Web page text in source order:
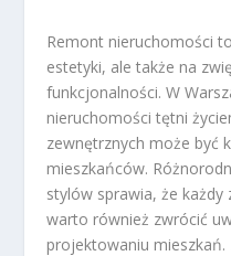
Remont nieruchomości
estetyki, ale także na
funkcjonalności. W
nieruchomości tętni
zewnętrznych może być
mieszkańców.
stylów sprawia, że każdy
warto również zwrócić
projektowaniu